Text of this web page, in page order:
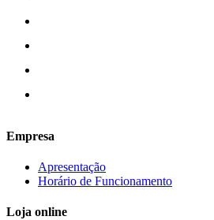
Empresa
Apresentação
Horário de Funcionamento
Loja online